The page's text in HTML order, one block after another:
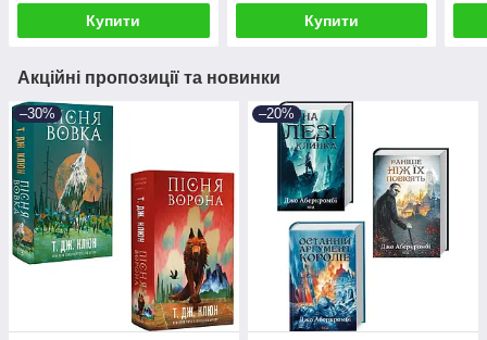
Купити Купити
Акційні пропозиції та новинки
–30% –20%